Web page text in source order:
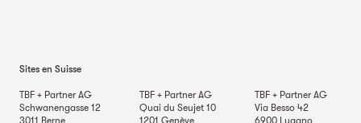
Sites en Suisse
TBF + Partner AG
Schwanengasse 12
3011 Berne
TBF + Partner AG
Quai du Seujet 10
1201 Genève
TBF + Partner AG
Via Besso 42
6900
Lugano